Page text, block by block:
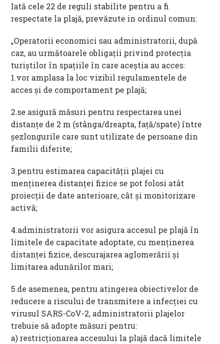
Iată cele 22 de reguli stabilite pentru a fi
respectate la plajă, prevăzute in ordinul comun:
„Operatorii economici sau administratorii, după
caz, au următoarele obligații privind protecția
turiștilor în spațiile în care aceștia au acces:
1.vor amplasa la loc vizibil regulamentele de
acces și de comportament pe plajă;
2.se asigură măsuri pentru respectarea unei
distanțe de 2 m (stânga/dreapta, față/spate) între
șezlongurile care sunt utilizate de persoane din
familii diferite;
3.pentru estimarea capacității plajei cu
menținerea distanței fizice se pot folosi atât
proiecții de date anterioare, cât și monitorizare
activă;
4.administratorii vor asigura accesul pe plajă în
limitele de capacitate adoptate, cu menținerea
distanței fizice, descurajarea aglomerării și
limitarea adunărilor mari;
5.de asemenea, pentru atingerea obiectivelor de
reducere a riscului de transmitere a infecției cu
virusul SARS-CoV-2, administratorii plajelor
trebuie să adopte măsuri pentru:
a) restricționarea accesului la plajă dacă limitele